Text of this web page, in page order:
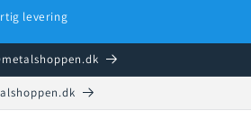
levering